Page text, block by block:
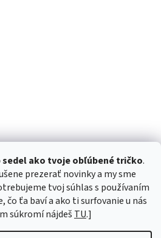
sedel ako tvoje obľúbené tričko.
prezerať novinky a my sme
tvoj súhlas s používaním
čo ťa baví a ako ti surfovanie u nás
súkromí nájdeš TU.]